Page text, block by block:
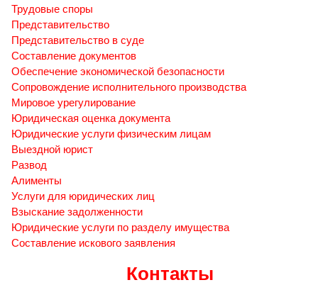
Трудовые споры
Представительство
Представительство в суде
Составление документов
Обеспечение экономической безопасности
Сопровождение исполнительного производства
Мировое урегулирование
Юридическая оценка документа
Юридические услуги физическим лицам
Выездной юрист
Развод
Алименты
Услуги для юридических лиц
Взыскание задолженности
Юридические услуги по разделу имущества
Составление искового заявления
Контакты